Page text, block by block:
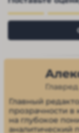
Главред
Главный
прозрачности в
на глубокое
аналитический